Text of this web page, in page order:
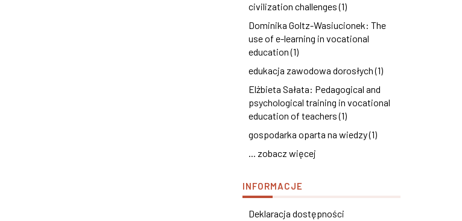
civilization challenges (1)
Dominika Goltz-Wasiucionek: The
use of e-learning in vocational
education (1)
edukacja zawodowa dorosłych (1)
Elżbieta Sałata: Pedagogical and
psychological training in vocational
education of teachers (1)
gospodarka oparta na wiedzy (1)
... zobacz więcej
INFORMACJE
Deklaracja dostępności